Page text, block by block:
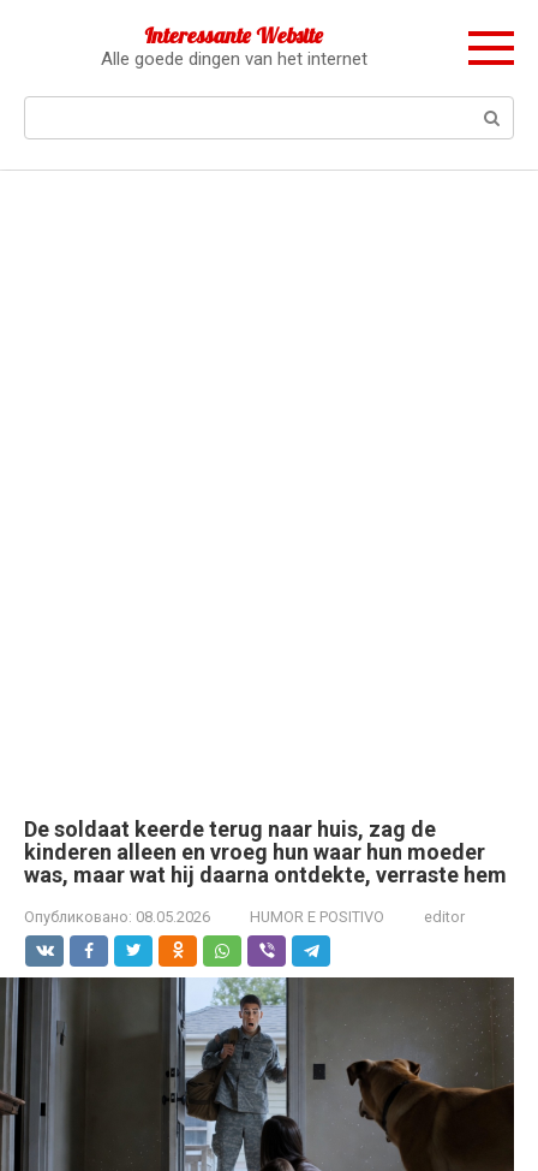
Interessante Website
Alle goede dingen van het internet
De soldaat keerde terug naar huis, zag de
kinderen alleen en vroeg hun waar hun moeder
was, maar wat hij daarna ontdekte, verraste hem
Опубликовано: 08.05.2026 HUMOR E POSITIVO editor